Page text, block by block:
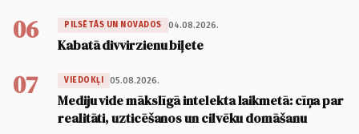
06 PILSĒTĀS UN NOVADOS 04.08.2026.
Kabatā divvirzienu biļete
07 VIEDOKĻI 05.08.2026.
Mediju vide mākslīgā intelekta laikmetā: cīņa par
realitāti, uzticēšanos un cilvēku domāšanu